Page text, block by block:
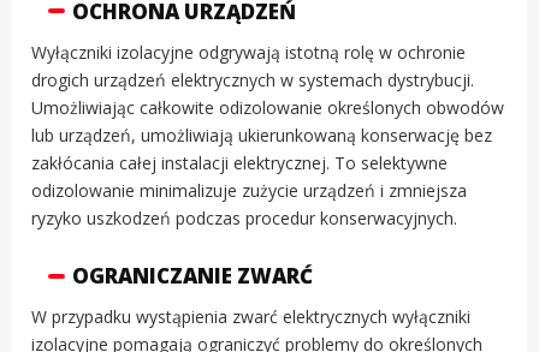
OCHRONA URZĄDZEŃ
Wyłączniki izolacyjne odgrywają istotną rolę w ochronie
drogich urządzeń elektrycznych w systemach dystrybucji.
Umożliwiając całkowite odizolowanie określonych obwodów
lub urządzeń, umożliwiają ukierunkowaną konserwację bez
zakłócania całej instalacji elektrycznej. To selektywne
odizolowanie minimalizuje zużycie urządzeń i zmniejsza
ryzyko uszkodzeń podczas procedur konserwacyjnych.
OGRANICZANIE ZWARĆ
W przypadku wystąpienia zwarć elektrycznych wyłączniki
izolacyjne pomagają ograniczyć problemy do określonych